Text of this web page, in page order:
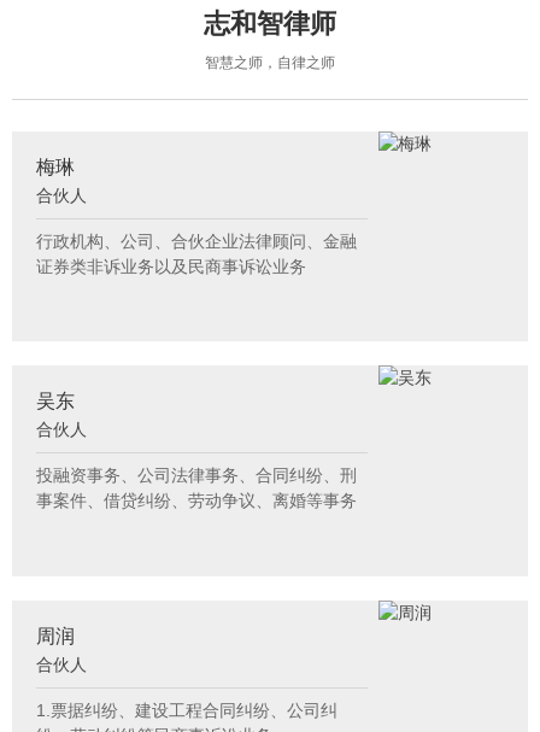
志和智律师
智慧之师，自律之师
梅琳
合伙人
行政机构、公司、合伙企业法律顾问、金融
证券类非诉业务以及民商事诉讼业务
吴东
合伙人
投融资事务、公司法律事务、合同纠纷、刑
事案件、借贷纠纷、劳动争议、离婚等事务
周润
合伙人
1.票据纠纷、建设工程合同纠纷、公司纠